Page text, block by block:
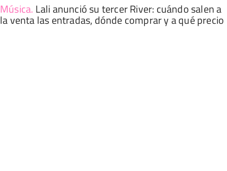
Música. Lali anunció su tercer River: cuándo salen a
la venta las entradas, dónde comprar y a qué precio